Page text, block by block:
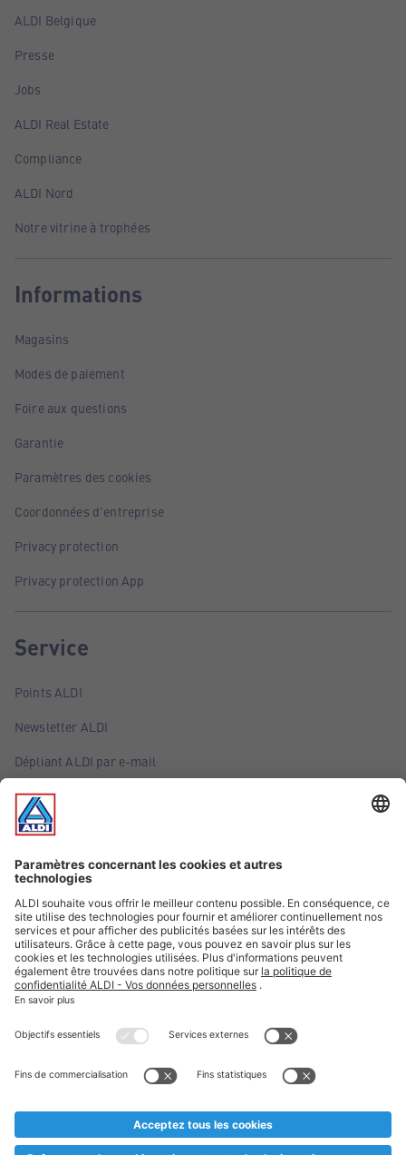
ALDI Belgique
Presse
Jobs
ALDI Real Estate
Compliance
ALDI Nord
Notre vitrine à trophées
Informations
Magasins
Modes de paiement
Foire aux questions
Garantie
Paramètres des cookies
Coordonnées d'entreprise
Privacy protection
Privacy protection App
Service
Points ALDI
Newsletter ALDI
Dépliant ALDI par e-mail
Offres
Infos essentielles
Suivez ALDI Belgique
Textes marqués d'un astérisque et mentions légales
* Nous vendons ces articles temporairement et jusqu'à
au cas où, malgré le planning bien étudié, nous serions
prématurément en rupture de stock. Prix Recupel et TVA incl.
** Sur ce site, l’utilisation de la forme masculine a été adoptée